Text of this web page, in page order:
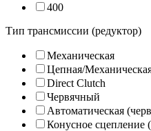
400
Тип трансмиссии (редуктор)
Механическая
Цепная/
Direct Clutch
Червячный
Автоматическая
Конусное сцепление